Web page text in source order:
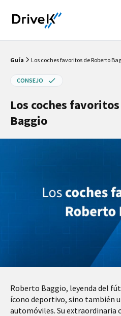
Guía Los coches favoritos de Roberto
CONSEJO
Los coches
Baggio
Roberto Baggio, leyenda del
ícono deportivo, sino también
automóviles. Su extraordinaria